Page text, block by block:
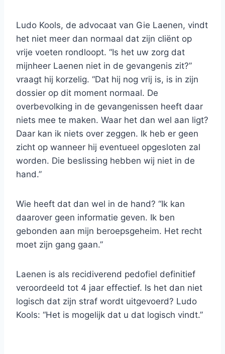
Ludo Kools, de advocaat van Gie Laenen, vindt
het niet meer dan normaal dat zijn cliënt op
vrije voeten rondloopt. “Is het uw zorg dat
mijnheer Laenen niet in de gevangenis zit?”
vraagt hij korzelig. “Dat hij nog vrij is, is in zijn
dossier op dit moment normaal. De
overbevolking in de gevangenissen heeft daar
niets mee te maken. Waar het dan wel aan ligt?
Daar kan ik niets over zeggen. Ik heb er geen
zicht op wanneer hij eventueel opgesloten zal
worden. Die beslissing hebben wij niet in de
hand.”
Wie heeft dat dan wel in de hand? “Ik kan
daarover geen informatie geven. Ik ben
gebonden aan mijn beroepsgeheim. Het recht
moet zijn gang gaan.”
Laenen is als recidiverend pedofiel definitief
veroordeeld tot 4 jaar effectief. Is het dan niet
logisch dat zijn straf wordt uitgevoerd? Ludo
Kools: “Het is mogelijk dat u dat logisch vindt.”